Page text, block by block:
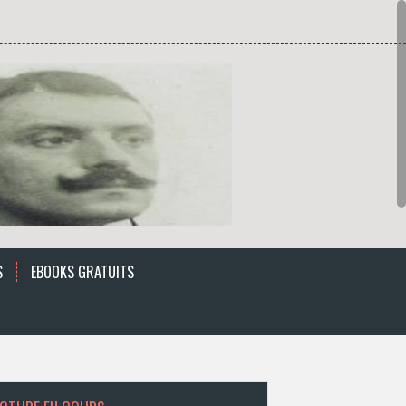
EBOOKS GRATUITS